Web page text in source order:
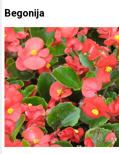
Begonija